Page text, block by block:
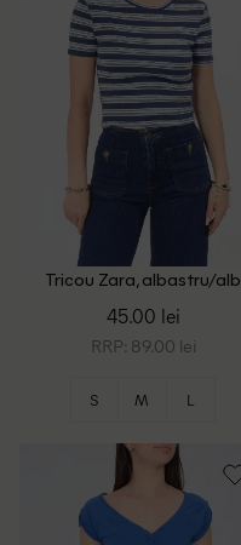
Tricou Zara, albastru/alb
45.00 lei
RRP: 89.00 lei
S M L